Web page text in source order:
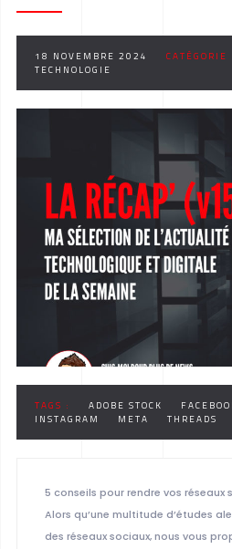
18 NOVEMBRE 2024 CATÉGORIE :
TECHNOLOGIE
TAGS : ADOBE STOCK
INSTAGRAM
META THREADS
5 conseils pour rendre vos réseaux
Alors qu’une multitude d’études
des réseaux sociaux, nous vous